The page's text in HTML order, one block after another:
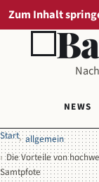
Zum Inhalt
REGIONALAUSGABE
NEWS
Start allgemein
Die Vorteile von
Samtpfote